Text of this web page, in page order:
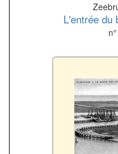
L'entrée du